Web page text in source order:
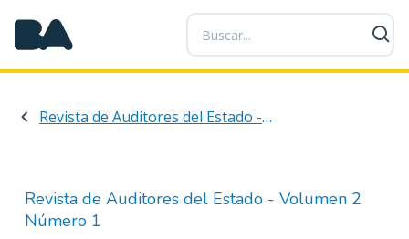
P
a
s
a
a
n
Revista de Auditores del Estado - Volumen 2 Número 1
Revista de Auditores del Estado - Volumen 2
Número 1